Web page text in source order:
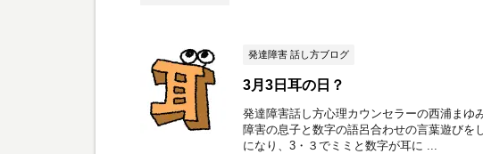
発達障害 話し方ブログ
3月3日耳の日？
発達障害話し方心理カウンセラーの西浦まゆ
障害の息子と数字の語呂合わせの言葉遊びを
になり、3・３でミミと数字が耳に ...